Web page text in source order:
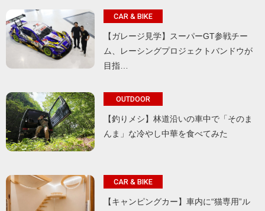
CAR & BIKE
【ガレージ見学】スーパーGT参戦チー
ム、レーシングプロジェクトバンドウが
目指…
OUTDOOR
【釣りメシ】林道沿いの車中で「そのま
んま」な冷やし中華を食べてみた
CAR & BIKE
【キャンピングカー】車内に“猫専用”ル